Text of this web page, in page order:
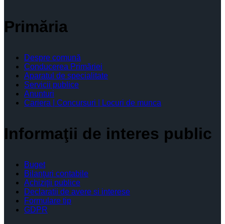
Primăria
Despre comună
Conducerea Primăriei
Aparatul de specialitate
Servicii publice
Anunturi
Cariera | Concursuri | Locuri de munca
Informaţii de interes public
Buget
Bilanţuri contabile
Achiziţii publice
Declaratii de avere si interese
Formulare tip
GDPR